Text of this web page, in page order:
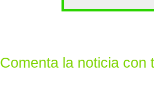
Comenta la noticia con